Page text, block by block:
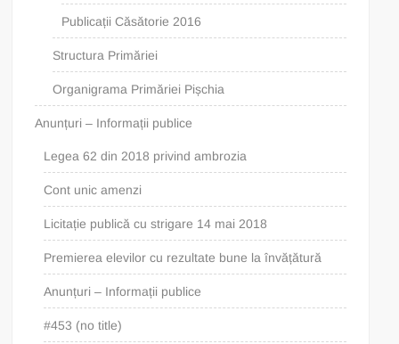
Publicații Căsătorie 2016
Structura Primăriei
Organigrama Primăriei Pișchia
Anunțuri – Informații publice
Legea 62 din 2018 privind ambrozia
Cont unic amenzi
Licitație publică cu strigare 14 mai 2018
Premierea elevilor cu rezultate bune la învățătură
Anunțuri – Informații publice
#453 (no title)